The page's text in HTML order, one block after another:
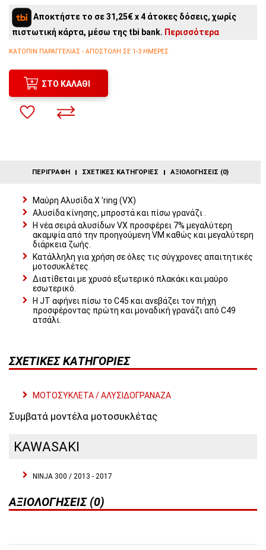
4άτοκες δόσεις:31,25€/ μήνα
3άτοκες δόσεις:41,67€/ μήνα
2άτοκες δόσεις:62,50€ / μήνα
Αποκτήστε το σε 31,25€ x 4 άτοκες δόσεις, χωρίς
πιστωτική κάρτα, μέσω της tbi bank. Περισσότερα
ΚΑΤΌΠΙΝ ΠΑΡΑΓΓΕΛΊΑΣ - ΑΠΟΣΤΟΛΉ ΣΕ 1-3 ΗΜΈΡΕΣ
ΣΤΟ ΚΑΛΆΘΙ
ΠΕΡΙΓΡΑΦΉ ΣΧΕΤΙΚΈΣ ΚΑΤΗΓΟΡΊΕΣ ΑΞΙΟΛΟΓΉΣΕΙΣ (0)
Μαύρη Αλυσίδα X 'ring (VX)
Αλυσίδα κίνησης, μπροστά και πίσω γρανάζι .
Η νέα σειρά αλυσίδων VX προσφέρει 7% μεγαλύτερη
ακαμψία από την προηγούμενη VM καθώς και μεγαλύτερη
διάρκεια ζωής.
Κατάλληλη για χρήση σε όλες τις σύγχρονες απαιτητικές
μοτοσυκλέτες.
Διατίθεται με χρυσό εξωτερικό πλακάκι και μαύρο
εσωτερικό.
Η JT αφήνει πίσω το C45 και ανεβάζει τον πήχη
προσφέροντας πρώτη και μοναδική γρανάζι από C49
ατσάλι.
ΣΧΕΤΙΚΈΣ ΚΑΤΗΓΟΡΊΕΣ
ΜΟΤΟΣΥΚΛΕΤΑ / ΑΛΥΣΙΔΟΓΡΑΝΑΖΑ
Συμβατά μοντέλα μοτοσυκλέτας
KAWASAKI
NINJA 300 / 2013 - 2017
ΑΞΙΟΛΟΓΉΣΕΙΣ (0)